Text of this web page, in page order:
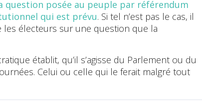
question posée au peuple par référendum
qui est prévu. Si tel n’est pas le cas, il
les électeurs sur une question que la
établit, qu’il s’agisse du Parlement ou du
Celui ou celle qui le ferait malgré tout